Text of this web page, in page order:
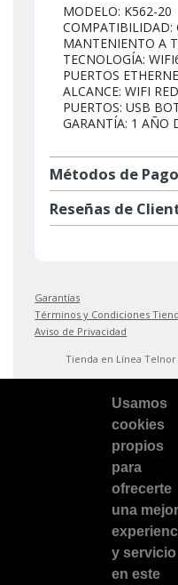
MODELO: K562-20
COMPATIBILIDAD:
MANTENIENTO A
TECNOLOGÍA:
PUERTOS
ALCANCE: WIFI
PUERTOS: USB
GARANTÍA: 1 AÑO
Métodos de Pago
Reseñas de
Garantías
Términos y Condiciones
Aviso de Privacidad
Tienda en Línea
Usamos
cookies
propios
para
ofrecerte
una mejor
y servicio
en este